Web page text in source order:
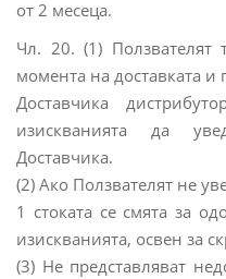
от 2 месеца.
Чл. 20. (1) Ползвателят
момента на доставката и
Доставчика
изискванията да
Доставчика.
(2) Ако Ползвателят не
1 стоката се смята за
изискванията, освен за
(3) Не представляват